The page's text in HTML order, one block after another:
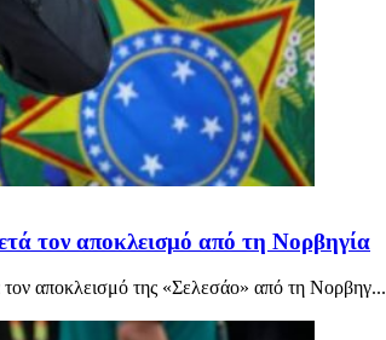
τον αποκλεισμό από τη Νορβηγία
τον αποκλεισμό της «Σελεσάο» από τη Νορβηγ...